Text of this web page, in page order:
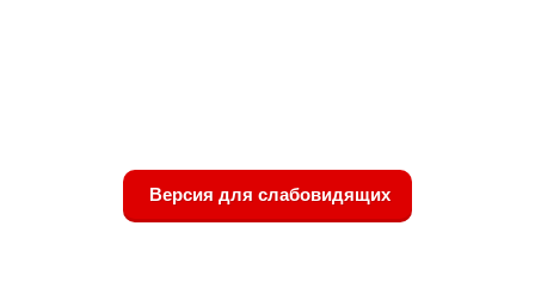
Версия для слабовидящих